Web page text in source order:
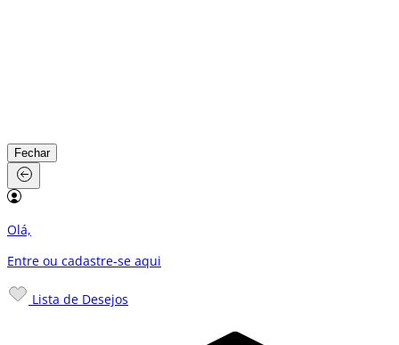
Fechar
Olá,
Entre ou cadastre-se aqui
Lista de Desejos